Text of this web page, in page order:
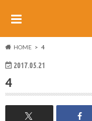
HOME 4
2017.05.21
4